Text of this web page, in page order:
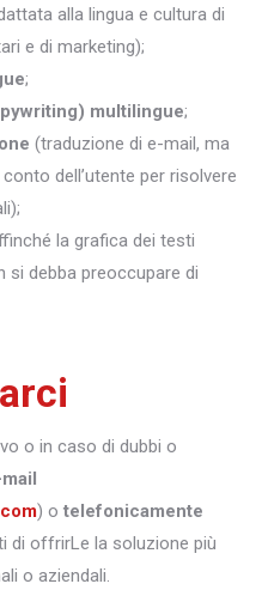
alla lingua e cultura di
e di marketing);
;
multilingue;
(traduzione di e-mail, ma
dell’utente per risolvere
la grafica dei testi
si debba preoccupare di
o in caso di dubbi o
) o telefonicamente
di offrirLe la soluzione più
o aziendali.